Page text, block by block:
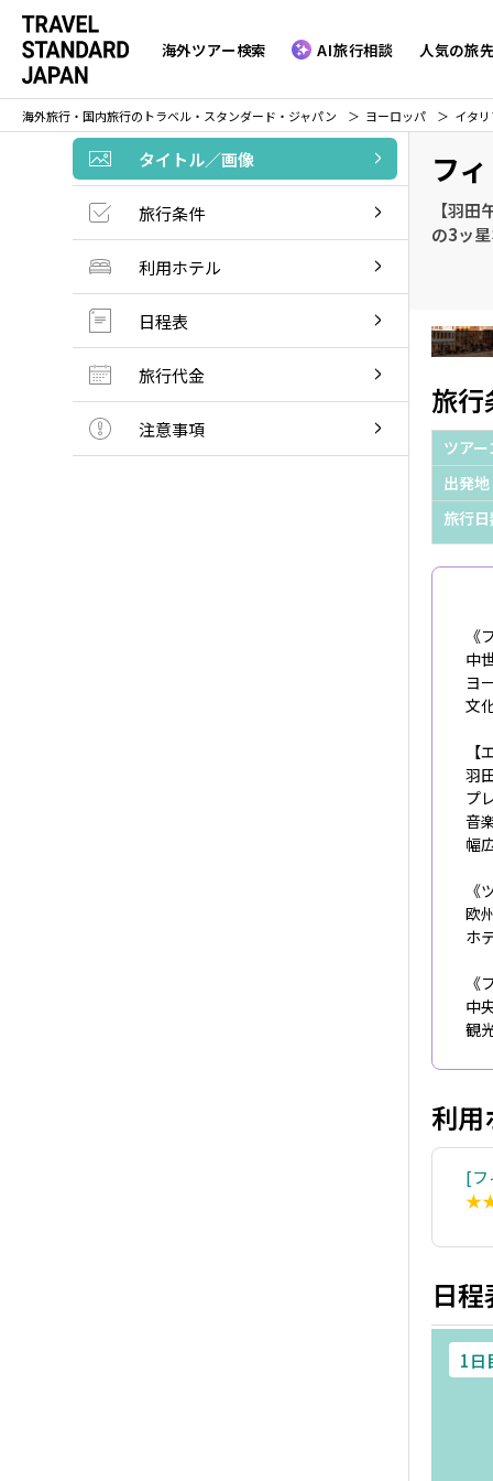
海外ツアー検索 AI旅行相談 人気の旅
海外旅行・国内旅行のトラベル・スタンダード・ジャパン ヨーロッパ イタ
タイトル／画像
旅行条件
利用ホテル
日程表
旅行代金
注意事項
フ
【羽
の3ッ
旅行
ツア
出発地
旅行
中
ヨ
文
羽
プ
音
幅
《
欧
ホ
《
中
観
利用
日程
1日